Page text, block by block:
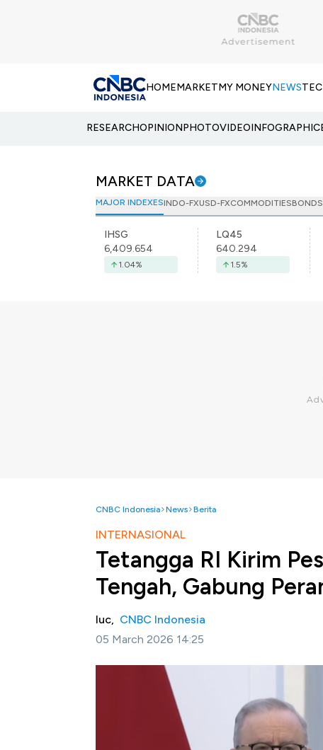
HOMEMARKETMY MONEYNEWS
RESEARCHOPINIONPHOTOVIDEOINFOGRAPHIC
MARKET DATA
MAJOR INDEXESINDO-FXUSD-FXCOMMODITIESBONDS
IHSG
6,409.654
1.04%
LQ45
640.294
1.5%
CNBC Indonesia News Berita
INTERNASIONAL
Tetangga RI Kirim
Tengah, Gabung
luc, CNBC Indonesia
05 March 2026 14:25